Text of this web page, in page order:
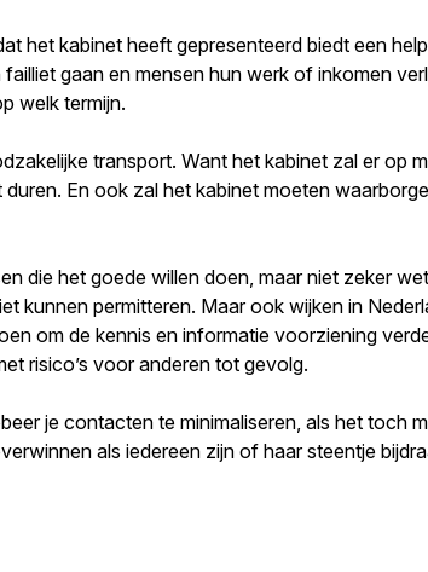
het kabinet heeft gepresenteerd biedt een
gaan en mensen hun werk of inkomen
welk termijn.
transport. Want het kabinet zal er op
En ook zal het kabinet moeten
die het goede willen doen, maar niet zeker
permitteren. Maar ook wijken in
om de kennis en informatie voorziening
risico’s voor anderen tot gevolg.
je contacten te minimaliseren, als het toch
als iedereen zijn of haar steentje